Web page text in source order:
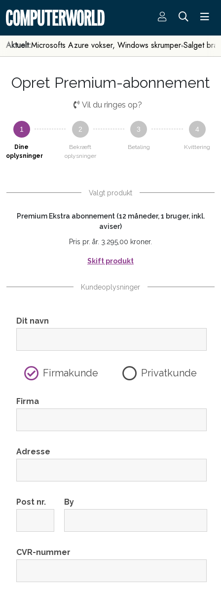
Aktuelt:Microsofts Azure vokser, Windows skrumper Salget
Opret Premium-abonnement
Vil du ringes op?
1
Dine
oplysninger
2
Bekræft
oplysninger
3
Betaling
4
Kvittering
Valgt produkt
Premium Ekstra abonnement (12 måneder, 1 bruger, inkl.
aviser)
Pris pr. år. 3.295,00 kroner.
Skift produkt
Kundeoplysninger
Dit navn
Firmakunde Privatkunde
Firma
Adresse
Post nr. By
CVR-nummer